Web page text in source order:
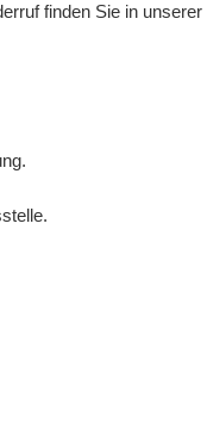
finden Sie in unserer